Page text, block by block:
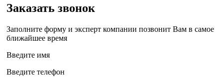
Заказать звонок
Заполните форму и эксперт компании позвонит Вам в самое
ближайшее время
Введите имя
Введите телефон